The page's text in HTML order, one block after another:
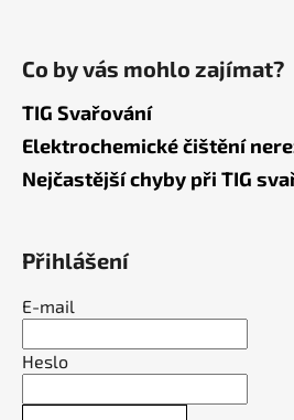
Co by vás mohlo zajímat?
TIG Svařování
Elektrochemické čištění
Nejčastější chyby při TIG
Přihlášení
E-mail
Heslo